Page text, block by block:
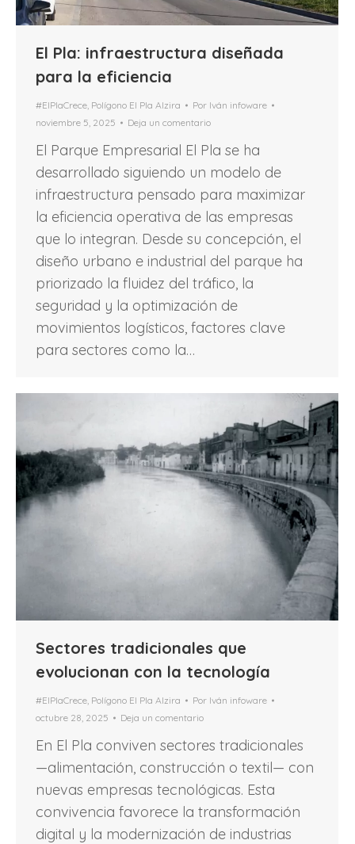
El Pla: infraestructura diseñada
para la eficiencia
#ElPlaCrece, Polígono El Pla Alzira Por Iván infoware
noviembre 5, 2025
Deja un comentario
El Parque Empresarial El Pla se ha
desarrollado siguiendo un modelo de
infraestructura pensado para maximizar
la eficiencia operativa de las empresas
que lo integran. Desde su concepción, el
diseño urbano e industrial del parque ha
priorizado la fluidez del tráfico, la
seguridad y la optimización de
movimientos logísticos, factores clave
para sectores como la…
Sectores tradicionales que
evolucionan con la tecnología
#ElPlaCrece Polígono El Pla Alzira Por Iván infoware
octubre 28, 2025
Deja un comentario
En El Pla conviven sectores tradicionales
—alimentación, construcción o textil— con
nuevas empresas tecnológicas. Esta
convivencia favorece la transformación
digital y la modernización de industrias